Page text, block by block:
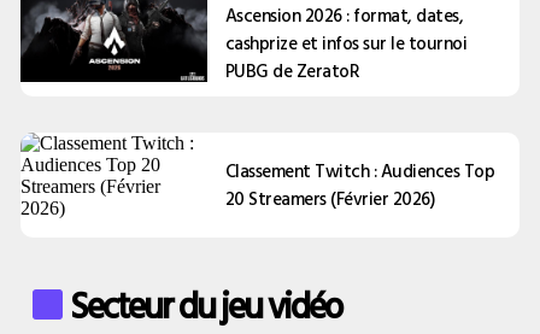
Ascension 2026 : format, dates,
cashprize et infos sur le tournoi
PUBG de ZeratoR
Classement Twitch : Audiences Top
20 Streamers (Février 2026)
Secteur du jeu vidéo